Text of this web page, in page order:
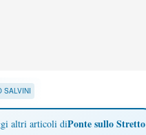
SALVINI
altri articoli diPonte sullo Stretto